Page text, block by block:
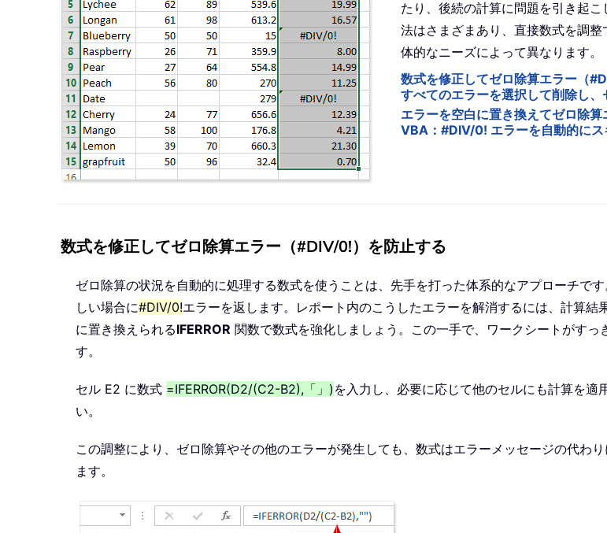
たり、後続の計算に問題を引き起
法はさまざまあり、直接数式を調
体的なニーズによって異なります。
数式を修正してゼロ除算エラー（
すべてのエラーを選択して削除し
エラーを空白に置き換えてゼロ除
VBA：#DIV/0! エラーを自動的にス
数式を修正してゼロ除算エラー（#DIV/0!）を防止する
ゼロ除算の状況を自動的に処理する数式を使うことは、先手を打った体系的なアプローチで
しい場合に#DIV/0!エラーを返します。レポート内のこうしたエラーを解消するには、計算
に置き換えられるIFERROR 関数で数式を強化しましょう。この一手で、ワークシートがす
す。
セル E2 に数式 =IFERROR(D2/(C2-B2),「」) を入力し、必要に応じて他のセルにも計算を
い。
この調整により、ゼロ除算やその他のエラーが発生しても、数式はエラーメッセージの代わ
ます。